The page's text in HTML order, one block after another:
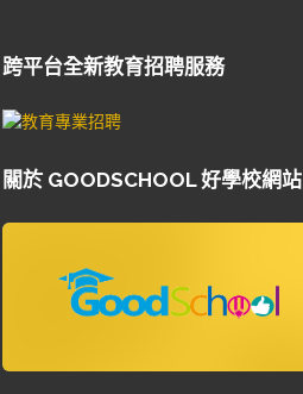
跨平台全新教育招聘服務
關於 GOODSCHOOL 好學校網站